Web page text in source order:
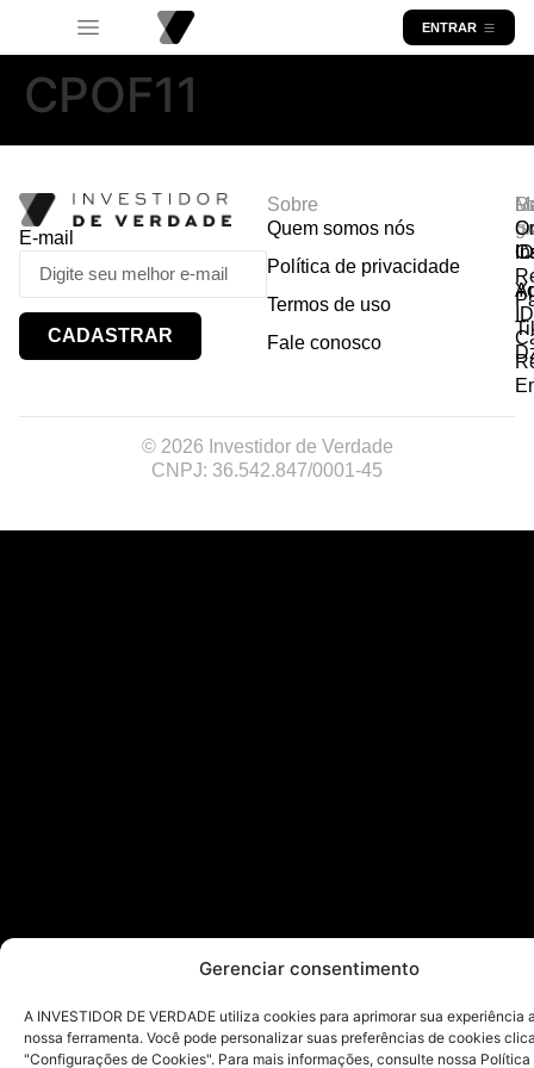
Gerenciar consentimento
A INVESTIDOR DE VERDADE utiliza cookies para aprimorar sua experiência
nossa ferramenta. Você pode personalizar suas preferências de cookies
"Configurações de Cookies". Para mais informações, consulte nossa Política
ENTRAR
CPOF11
E-mail
CADASTRAR
Sobre
Quem somos nós
Política de privacidade
Termos de uso
Fale conosco
© 2026 Investidor de Verdade
CNPJ: 36.542.847/0001-45